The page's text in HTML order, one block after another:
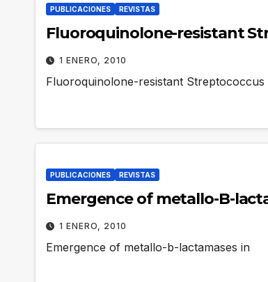
PUBLICACIONES REVISTAS
Fluoroquinolone-resistant
1 ENERO, 2010
Fluoroquinolone-resistant Streptococcus
PUBLICACIONES REVISTAS
Emergence of metallo-B-
1 ENERO, 2010
Emergence of metallo-b-lactamases in